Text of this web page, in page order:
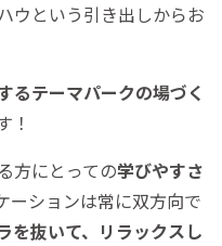
ウという引き出しからお
るテーマパークの場づく
！
方にとっての学びやすさ
ーションは常に双方向で
を抜いて、リラックスし